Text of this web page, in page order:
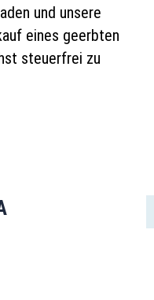
und unsere
eines geerbten
steuerfrei zu